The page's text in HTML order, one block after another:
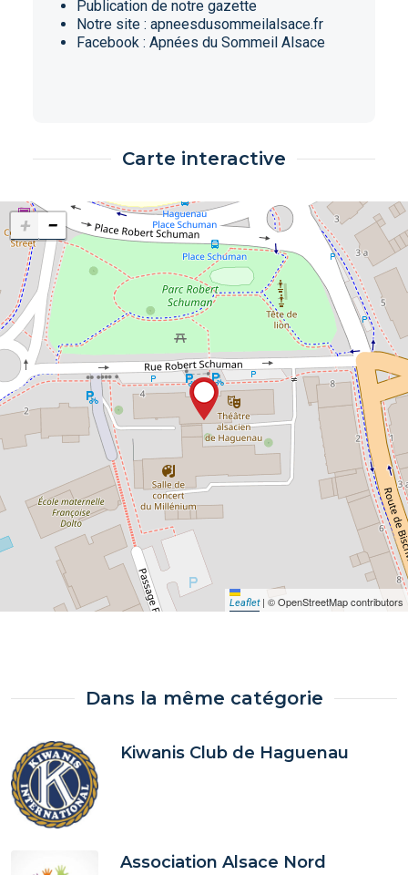
Publication de notre gazette
Notre site : apneesdusommeilalsace.fr
Facebook : Apnées du Sommeil Alsace
Carte interactive
+ −
Leaflet | © OpenStreetMap contributors
Dans la même catégorie
Kiwanis Club de Haguenau
Association Alsace Nord